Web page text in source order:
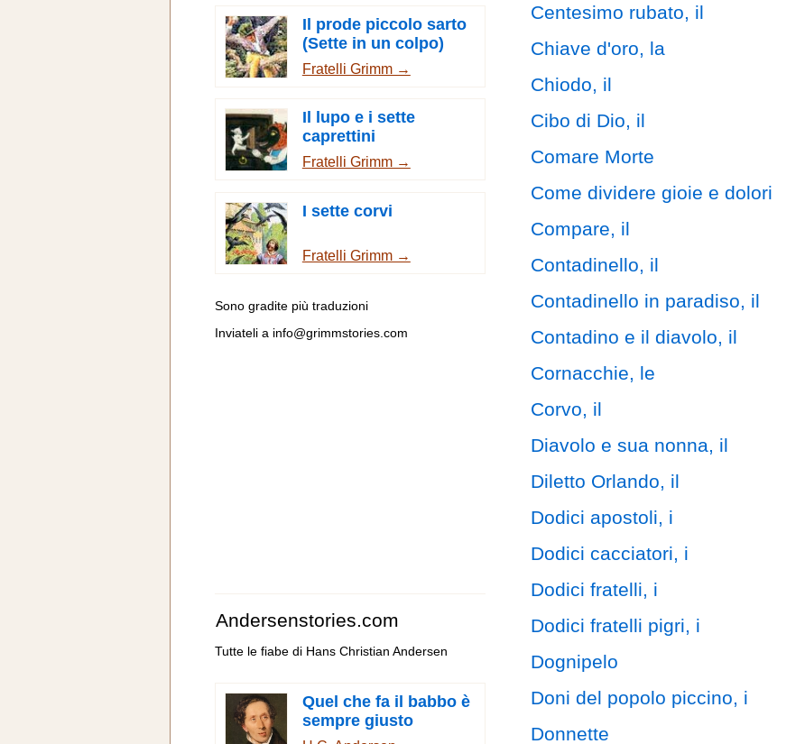
Il prode piccolo sarto
(Sette in un colpo)
Fratelli Grimm →
Il lupo e i sette
caprettini
Fratelli Grimm →
I sette corvi
Fratelli Grimm →
Sono gradite più traduzioni
Inviateli a info@grimmstories.com
Andersenstories.com
Tutte le fiabe di Hans Christian Andersen
Quel che fa il babbo è
sempre giusto
Centesimo rubato, il
Chiave d'oro, la
Chiodo, il
Cibo di Dio, il
Comare Morte
Come dividere gioie e dolori
Compare, il
Contadinello, il
Contadinello in paradiso, il
Contadino e il diavolo, il
Cornacchie, le
Corvo, il
Diavolo e sua nonna, il
Diletto Orlando, il
Dodici apostoli, i
Dodici cacciatori, i
Dodici fratelli, i
Dodici fratelli pigri, i
Dognipelo
Doni del popolo piccino, i
Donnette